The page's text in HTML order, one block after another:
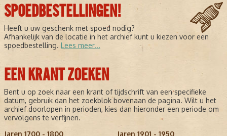
SPOEDBESTELLINGEN!
Heeft u uw geschenk met spoed nodig?
Afhankelijk van de locatie in het archief kunt u kiezen voor een
spoedbestelling. Lees meer...
EEN KRANT ZOEKEN
Bent u op zoek naar een krant of tijdschrift van een specifieke
datum, gebruik dan het zoekblok bovenaan de pagina. Wilt u het
archief doorlopen in perioden, kies dan hieronder een periode om
vervolgens te verfijnen.
Jaren 1700 - 1800
Jaren 1901 - 1950